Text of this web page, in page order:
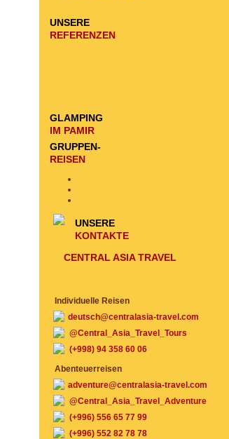
UNSERE
REFERENZEN
GLAMPING
IM PAMIR
GRUPPEN-
REISEN
UNSERE
KONTAKTE
CENTRAL ASIA TRAVEL
Individuelle Reisen
deutsch@centralasia-travel.com
@Central_Asia_Travel_Tours
(+998) 94 358 60 06
Abenteuerreisen
adventure@centralasia-travel.com
@Central_Asia_Travel_Adventure
(+996) 556 65 77 99
(+996) 552 82 78 78